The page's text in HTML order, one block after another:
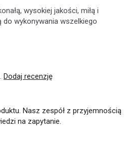
wysokiej jakości, miłą i
do wykonywania wszelkiego
Dodaj recenzję
Nasz zespół z przyjemnością
na zapytanie.